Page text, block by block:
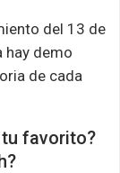
del 13 de
hay demo
de cada
tu favorito?